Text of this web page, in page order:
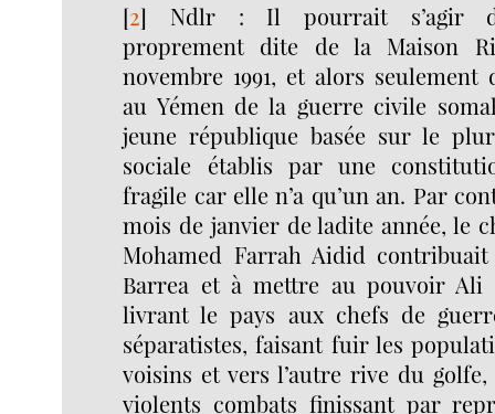
[2] Ndlr : Il pourrait s’agir
proprement dite de la Maison
novembre 1991, et alors seulement
au Yémen de la guerre civile
jeune république basée sur le
sociale établis par une
fragile car elle n’a qu’un an. Par
mois de janvier de ladite année, le
Mohamed Farrah Aidid
Barrea et à mettre au pouvoir Ali
livrant le pays aux chefs de
séparatistes, faisant fuir les
voisins et vers l’autre rive du
violents combats finissant par